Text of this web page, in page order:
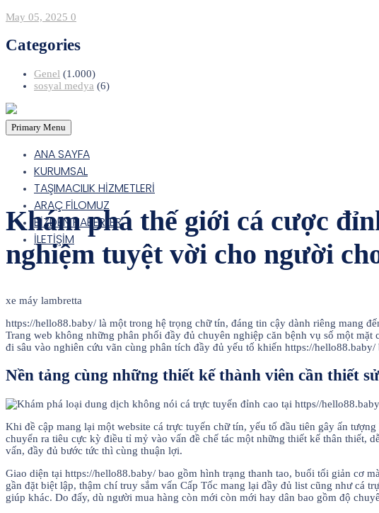
May 05, 2025 0
Categories
Genel (1.000)
sosyal medya (6)
Primary Menu
ANA SAYFA
KURUMSAL
TAŞIMACILIK HİZMETLERİ
ARAÇ FİLOMUZ
BİZDEN HABERLER
İLETİŞİM
Khám phá thế giới cá cược
nghiệm tuyệt vời cho người
xe máy lambretta
https://hello88.baby/ là một trong hệ trọng chữ tín, đáng tin cậy dành riêng mang
Trang web không những phân phối đầy đủ chuyên nghiệp căn bệnh vụ số một
đi sâu vào nghiên cứu vãn cùng phân tích đầy đủ yếu tố khiến https://
Nền tảng cùng những thiết kế thành viên cần thiết
Khi đề cập mang lại một website cá trực tuyến chữ tín, yếu tố đầu tiên gây ấn
chuyển ra tiêu cực kỳ điều tỉ mỷ vào vấn đề chế tác một những thiết kế thân thiết,
vấn, đầy đủ bước tức thì cùng thuận lợi.
Giao diện tại https://hello88.baby/ bao gồm hình trạng thanh tao, buổi tối giản cơ
gần đặt biệt lập, thậm chí truy sắm vấn Cấp Tốc mang lại đầy đủ list cũng như cá
giúp khác. Do đấy, dù người mua hàng còn mới còn mới hay dân bao gồm độ